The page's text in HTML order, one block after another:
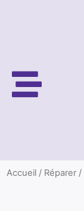
Accueil / Réparer /